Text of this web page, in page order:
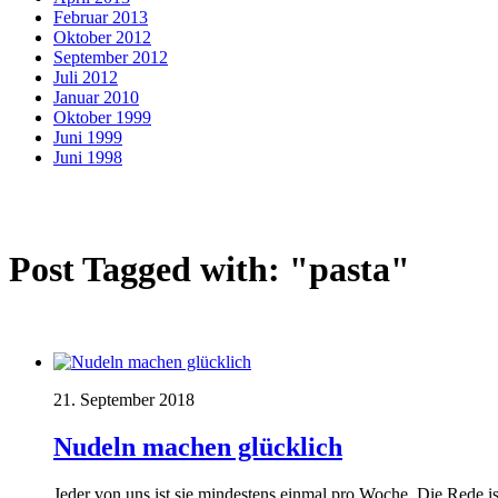
Februar 2013
Oktober 2012
September 2012
Juli 2012
Januar 2010
Oktober 1999
Juni 1999
Juni 1998
Post Tagged with: "pasta"
21. September 2018
Nudeln machen glücklich
Jeder von uns ist sie mindestens einmal pro Woche. Die